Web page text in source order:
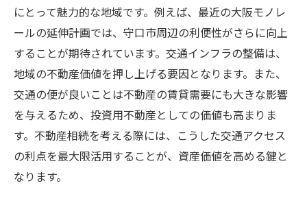
にとって魅力的な地域です。例えば、最近の大阪モノレ
ールの延伸計画では、守口市周辺の利便性がさらに向上
することが期待されています。交通インフラの整備は、
地域の不動産価値を押し上げる要因となります。また、
交通の便が良いことは不動産の賃貸需要にも大きな影響
を与えるため、投資用不動産としての価値も高まりま
す。不動産相続を考える際には、こうした交通アクセス
の利点を最大限活用することが、資産価値を高める鍵と
なります。